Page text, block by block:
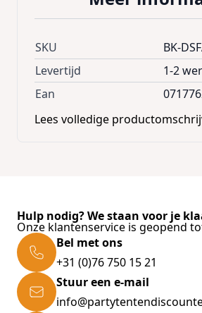
SKU
BK-
Levertijd
1-2
Ean
Lees volledige
Hulp nodig? We staan voor je
Onze klantenservice is geopend
Bel met ons
+31 (0)76 750 15 21
Stuur een e-mail